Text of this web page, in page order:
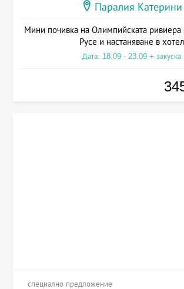
Паралия Катерини
Мини почивка на Олимпийската ривиера
Русе и настаняване в хотел
Дата: 18.09 - 23.09 + закуска
специално предложение